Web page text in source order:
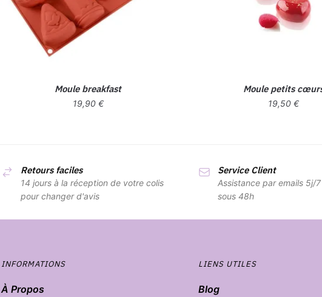
Moule breakfast
19,90 €
Moule petits
19,50 €
Retours faciles
14 jours à la réception de votre colis
pour changer d'avis
Service Client
Assistance par emails 5j/
sous 48h
INFORMATIONS
À Propos
LIENS UTILES
Blog